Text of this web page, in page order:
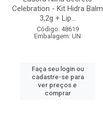
Celebration - Kit Hidra Balm
3,2g + Lip...
Código: 48619
Embalagem: UN
Faça seu login ou
cadastre-se para
ver preços e
comprar